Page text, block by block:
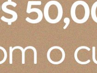
Fernando A.
04/08/2026